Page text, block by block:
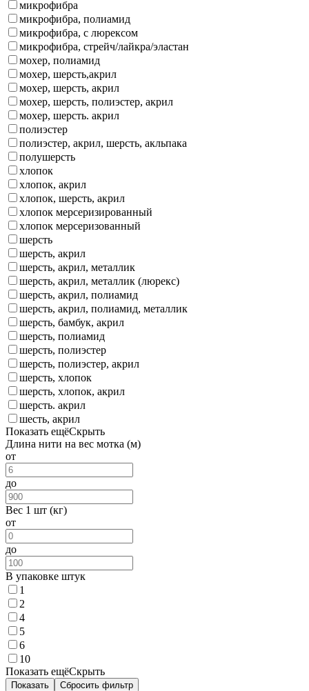
микрофибра
микрофибра, полиамид
микрофибра, с люрексом
микрофибра, стрейч/лайкра/эластан
мохер, полиамид
мохер, шерсть,акрил
мохер, шерсть, акрил
мохер, шерсть, полиэстер, акрил
мохер, шерсть. акрил
полиэстер
полиэстер, акрил, шерсть, акльпака
полушерсть
хлопок
хлопок, акрил
хлопок, шерсть, акрил
хлопок мерсеризированный
хлопок мерсеризованный
шерсть
шерсть, акрил
шерсть, акрил, металлик
шерсть, акрил, металлик (люрекс)
шерсть, акрил, полиамид
шерсть, акрил, полиамид, металлик
шерсть, бамбук, акрил
шерсть, полиамид
шерсть, полиэстер
шерсть, полиэстер, акрил
шерсть, хлопок
шерсть, хлопок, акрил
шерсть. акрил
шесть, акрил
Показать ещёСкрыть
Длина нити на вес мотка (м)
от
до
Вес 1 шт (кг)
от
до
В упаковке штук
1
2
4
5
6
10
Показать ещёСкрыть
Показать Сбросить фильтр